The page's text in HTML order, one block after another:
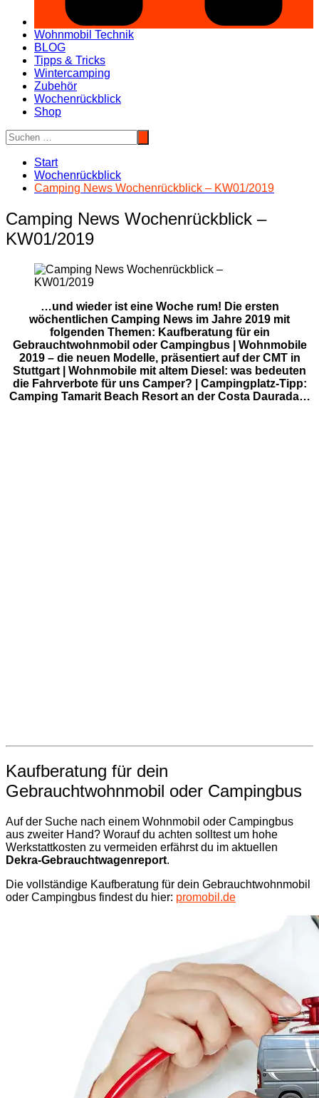
Wohnmobil Technik
BLOG
Tipps & Tricks
Wintercamping
Zubehör
Wochenrückblick
Shop
Start
Wochenrückblick
Camping News Wochenrückblick – KW01/2019
Camping News Wochenrückblick –
KW01/2019
…und wieder ist eine Woche rum! Die ersten
wöchentlichen Camping News im Jahre 2019 mit
folgenden Themen: Kaufberatung für ein
Gebrauchtwohnmobil oder Campingbus | Wohnmobile
2019 – die neuen Modelle, präsentiert auf der CMT in
Stuttgart | Wohnmobile mit altem Diesel: was bedeuten
die Fahrverbote für uns Camper? | Campingplatz-Tipp:
Camping Tamarit Beach Resort an der Costa Daurada…
Kaufberatung für dein
Gebrauchtwohnmobil oder Campingbus
Auf der Suche nach einem Wohnmobil oder Campingbus
aus zweiter Hand? Worauf du achten solltest um hohe
Werkstattkosten zu vermeiden erfährst du im aktuellen
Dekra-Gebrauchtwagenreport.
Die vollständige Kaufberatung für dein Gebrauchtwohnmobil
oder Campingbus findest du hier: promobil.de